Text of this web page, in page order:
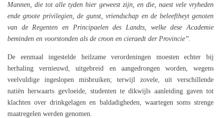
Mannen, die tot alle tyden hier geweest zijn, en die, naest vele vryheden
ende groote privilegien, de gunst, vriendschap en de beleeftheyt genoten
van de Regenten en Principaelen des Landts, welke dese Academie
beminden en voorstonden als de croon en cieraedt der Provincie”.
De eenmaal ingestelde heilzame verordeningen moesten echter bij
herhaling vernieuwd, uitgebreid en aangedrongen worden, wegens
veelvuldige ingeslopen misbruiken; terwijl zovele, uit verschillende
natiën herwaarts gevloeide, studenten te dikwijls aanleiding gaven tot
klachten over drinkgelagen en baldadigheden, waartegen soms strenge
maatregelen werden genomen.